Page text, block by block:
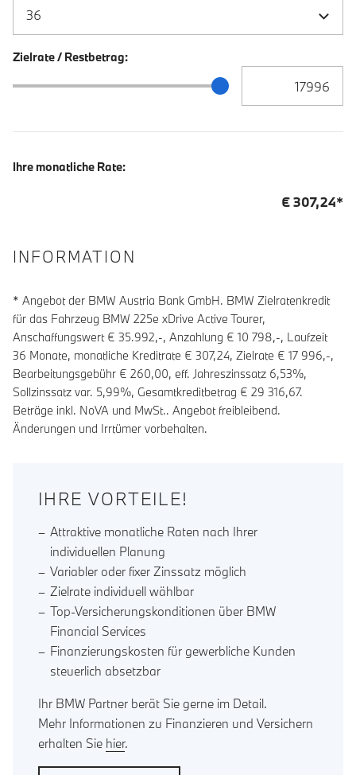
Zielrate / Restbetrag:
Zielrate / Restbetrag Schieberegler
Ihre monatliche Rate:
€307,24*
INFORMATION
* Angebot der BMW Austria Bank GmbH. BMW Zielratenkredit
für das Fahrzeug BMW 225e xDrive Active Tourer,
Anschaffungswert € 35.992,-, Anzahlung € 10 798,-, Laufzeit
36 Monate, monatliche Kreditrate € 307,24, Zielrate € 17 996,-,
Bearbeitungsgebühr € 260,00, eff. Jahreszinssatz 6,53%,
Sollzinssatz var. 5,99%, Gesamtkreditbetrag € 29 316,67.
Beträge inkl. NoVA und MwSt.. Angebot freibleibend.
Änderungen und Irrtümer vorbehalten.
IHRE VORTEILE!
Attraktive monatliche Raten nach Ihrer
individuellen Planung
Variabler oder fixer Zinssatz möglich
Zielrate individuell wählbar
Top-Versicherungskonditionen über BMW
Financial Services
Finanzierungskosten für gewerbliche Kunden
steuerlich absetzbar
Ihr BMW Partner berät Sie gerne im Detail.
Mehr Informationen zu Finanzieren und Versichern
erhalten Sie hier.